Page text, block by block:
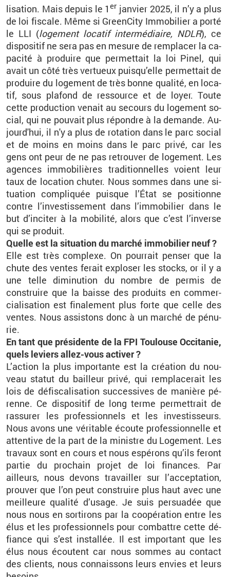
li­sa­tion. Mais de­puis le 1er jan­vier 2025, il n’y a plus
de loi fis­cale. Même si Green­City Im­mo­bi­lier a porté
le LLI (lo­ge­ment lo­ca­tif in­ter­mé­diaire, NDLR), ce
dis­po­si­tif ne sera pas en me­sure de rem­pla­cer la ca­
pa­cité à pro­duire que per­met­tait la loi Pinel, qui
avait un côté très ver­tueux puis­qu’elle per­met­tait de
pro­duire du lo­ge­ment de très bonne qua­lité, en lo­ca­
tif, sous pla­fond de res­source et de loyer. Toute
cette pro­duc­tion ve­nait au se­cours du lo­ge­ment so­
cial, qui ne pou­vait plus ré­pondre à la de­mande. Au­
jour­d'hui, il n'y a plus de ro­ta­tion dans le parc so­cial
et de moins en moins dans le parc privé, car les
gens ont peur de ne pas re­trou­ver de lo­ge­ment. Les
agences im­mo­bi­lières tra­di­tion­nelles voient leur
taux de lo­ca­tion chu­ter. Nous sommes dans une si­
tua­tion com­pli­quée puisque l’État se po­si­tionne
contre l’in­ves­tis­se­ment dans l’im­mo­bi­lier dans le
but d’in­ci­ter à la mo­bi­lité, alors que c’est l’in­verse
qui se pro­duit.
Quelle est la si­tua­tion du mar­ché im­mo­bi­lier neuf ?
Elle est très com­plexe. On pour­rait pen­ser que la
chute des ventes fe­rait ex­plo­ser les stocks, or il y a
une telle di­mi­nu­tion du nombre de per­mis de
construire que la baisse des pro­duits en com­mer­
cia­li­sa­tion est fi­na­le­ment plus forte que celle des
ventes. Nous as­sis­tons donc à un mar­ché de pé­nu­
rie.
En tant que pré­si­dente de la FPI Tou­louse Oc­ci­ta­nie,
quels le­viers al­lez-vous ac­ti­ver ?
L’ac­tion la plus im­por­tante est la créa­tion du nou­
veau sta­tut du bailleur privé, qui rem­pla­ce­rait les
lois de dé­fis­ca­li­sa­tion suc­ces­sives de ma­nière pé­
renne. Ce dis­po­si­tif de long terme per­met­trait de
ras­su­rer les pro­fes­sion­nels et les in­ves­tis­seurs.
Nous avons une vé­ri­table écoute pro­fes­sion­nelle et
at­ten­tive de la part de la mi­nistre du Lo­ge­ment. Les
tra­vaux sont en cours et nous es­pé­rons qu’ils fe­ront
par­tie du pro­chain pro­jet de loi fi­nances. Par
ailleurs, nous de­vons tra­vailler sur l’ac­cep­ta­tion,
prou­ver que l’on peut construire plus haut avec une
meilleure qua­lité d’usage. Je suis per­sua­dée que
nous nous en sor­ti­rons par la co­opé­ra­tion entre les
élus et les pro­fes­sion­nels pour com­battre cette dé­
fiance qui s’est ins­tal­lée. Il est im­por­tant que les
élus nous écoutent car nous sommes au contact
des clients, nous connais­sons leurs en­vies et leurs